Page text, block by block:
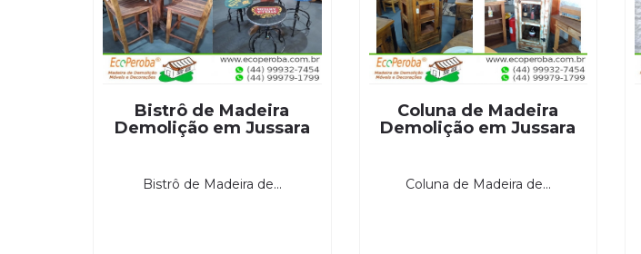
Bistrô de Madeira
Demolição em Jussara
Bistrô de Madeira de...
Coluna de Madeira
Demolição em Jussara
Coluna de Madeira de...